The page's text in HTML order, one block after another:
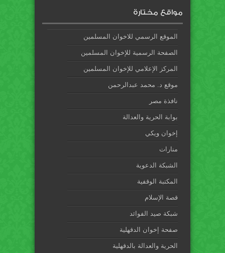
مواقع مختارة
الموقع الرسمي للاخوان المسلمين
الصفحة الرسمية للإخوان المسلمين
المركز الإعلامي للإخوان المسلمين
موقع د. محمد عبدالرحمن
نافذة مصر
بوابة الحرية والعدالة
إخوان ويكي
منارات
الشبكة الدعوية
المكتبة الوقفية
قصة الإسلام
شبكة صيد الفوائد
صفحة إخوان الدقهلية
الحرية والعدالة بالدقهلية